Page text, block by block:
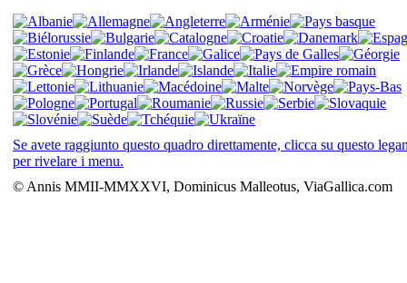
Se avete raggiunto questo quadro direttamente, clicca su questo
per rivelare i menu.
© Annis MMII-MMXXVI, Dominicus Malleotus, ViaGallica.com